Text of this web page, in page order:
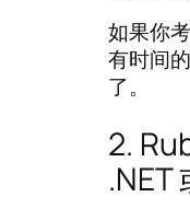
如果你
有时间
了。
2.
.NET